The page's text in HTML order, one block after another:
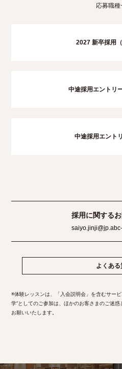
応募職種
2027 新卒採用（
中途採用エントリ
中途採用エント
採用に関する
よくある
※体験レッスンは、「入会説明会」を含むサー
学”としてのご参加は、ほかのお客さまのご迷
お願いいたします。